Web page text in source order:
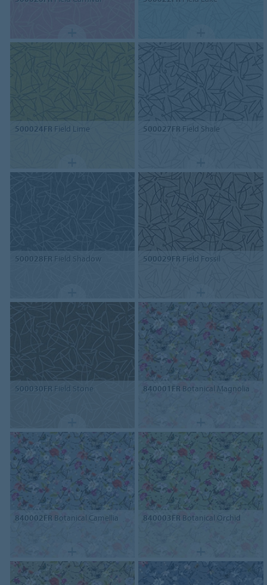
500024FR Field Lime 500027FR Field Shale
500028FR Field Shadow 500029FR Field Fossil
500030FR Field Stone 840001FR Botanical Magnolia
840002FR Botanical Camellia 840003FR Botanical Orchid